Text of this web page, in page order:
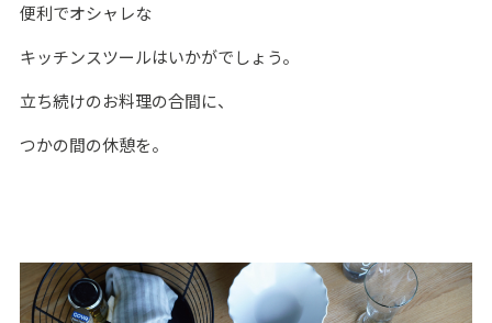
便利でオシャレな
キッチンスツールはいかがでしょう。
立ち続けのお料理の合間に、
つかの間の休憩を。